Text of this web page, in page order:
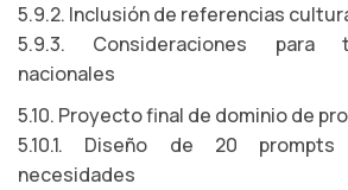
5.9.2. Inclusión de referencias
5.9.3. Consideraciones para
nacionales
5.10. Proyecto final de dominio de
5.10.1. Diseño de 20
necesidades